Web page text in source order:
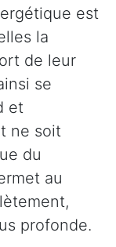
est
la
de leur
se
et
ne soit
du
au
profonde.